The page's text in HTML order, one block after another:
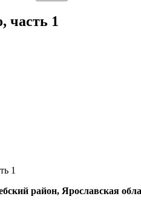
часть 1
район, Ярославская